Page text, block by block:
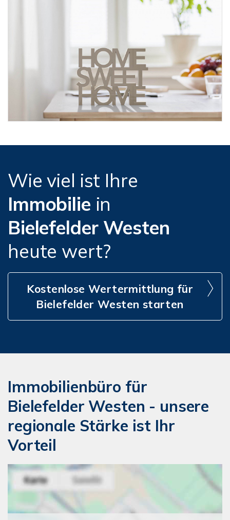
Wie viel ist Ihre
Immobilie in
Bielefelder Westen
heute wert?
Kostenlose Wertermittlung für
Bielefelder Westen starten
Immobilienbüro für
Bielefelder Westen - unsere
regionale Stärke ist Ihr
Vorteil